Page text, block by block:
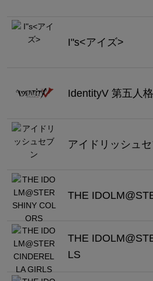
I"s<アイズ>
IdentityV 第五人格
アイドリッシュ
THE
THE
LS